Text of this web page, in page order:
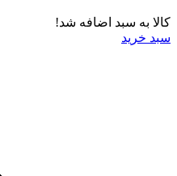
کالا به سبد اضافه شد!
سبد خرید